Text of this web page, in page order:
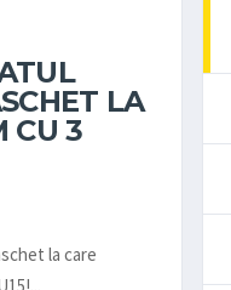
LA
CU 3
la care